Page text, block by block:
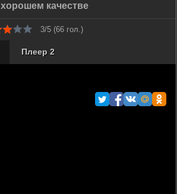
хорошем качестве
3/5 (66гол.)
Плеер 2